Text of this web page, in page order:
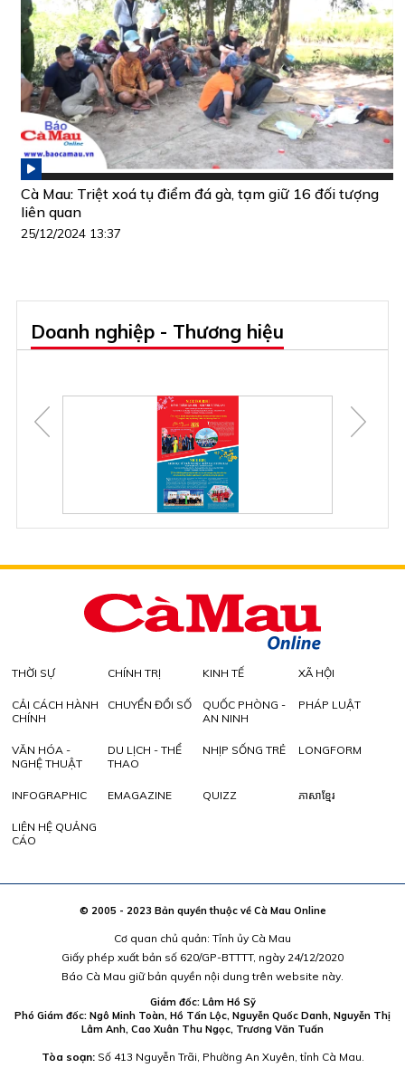
Cà Mau: Triệt xoá tụ điểm đá gà, tạm giữ 16 đối tượng
liên quan
25/12/2024 13:37
Doanh nghiệp - Thương hiệu
THỜI SỰ CHÍNH TRỊ KINH TẾ XÃ HỘI
CẢI CÁCH HÀNH
CHÍNH
CHUYỂN ĐỔI SỐ
QUỐC PHÒNG -
AN NINH
PHÁP LUẬT
VĂN HÓA -
NGHỆ THUẬT
DU LỊCH - THỂ
THAO
NHỊP SỐNG TRẺ LONGFORM
INFOGRAPHIC EMAGAZINE QUIZZ ភាសាខ្មែរ
LIÊN HỆ QUẢNG
CÁO
© 2005 - 2023 Bản quyền thuộc về Cà Mau Online
Cơ quan chủ quản: Tỉnh ủy Cà Mau
Giấy phép xuất bản số 620/GP-BTTTT, ngày 24/12/2020
Báo Cà Mau giữ bản quyền nội dung trên website này.
Giám đốc: Lâm Hồ Sỹ
Phó Giám đốc: Ngô Minh Toàn, Hồ Tấn Lộc, Nguyễn Quốc Danh, Nguyễn Thị
Lâm Anh, Cao Xuân Thu Ngọc, Trương Văn Tuấn
Tòa soạn:Số 413 Nguyễn Trãi, Phường An Xuyên, tỉnh Cà Mau.